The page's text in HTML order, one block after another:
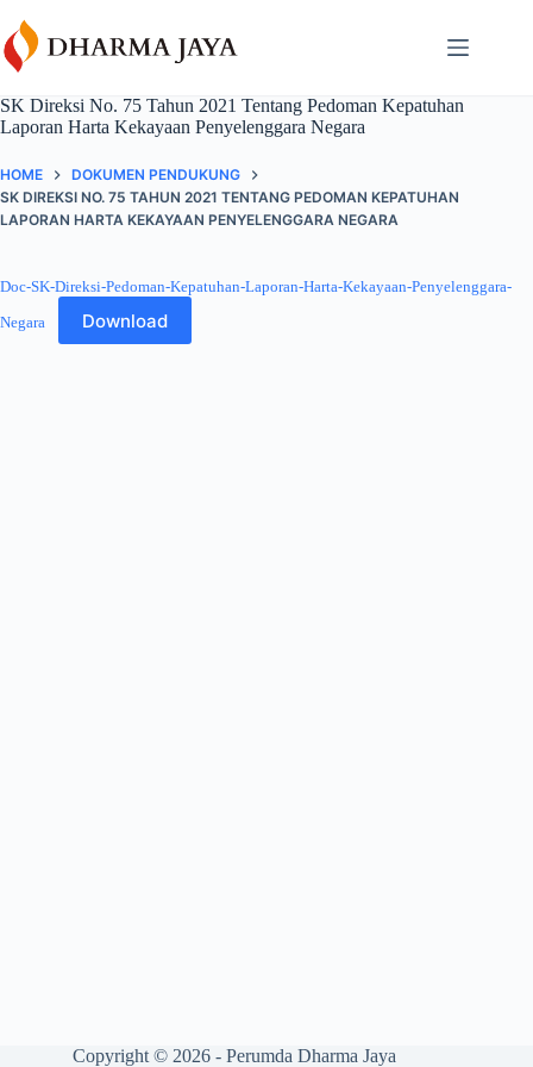
to
content
SK Direksi No. 75 Tahun 2021 Tentang Pedoman Kepatuhan
Laporan Harta Kekayaan Penyelenggara Negara
HOME
DOKUMEN PENDUKUNG
SK DIREKSI NO. 75 TAHUN 2021 TENTANG PEDOMAN KEPATUHAN
LAPORAN HARTA KEKAYAAN PENYELENGGARA NEGARA
Doc-SK-Direksi-Pedoman-Kepatuhan-Laporan-Harta-Kekayaan-Penyelenggara-
Negara Download
Copyright © 2026 - Perumda Dharma Jaya